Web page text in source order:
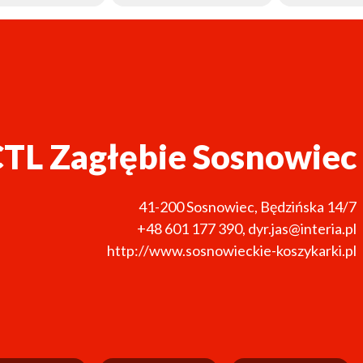
Zagłębie Sosnowiec
41-200Sosnowiec, Będzińska 14/7
+48 601 177 390, dyr.jas@interia.pl
http://www.sosnowieckie-koszykarki.pl